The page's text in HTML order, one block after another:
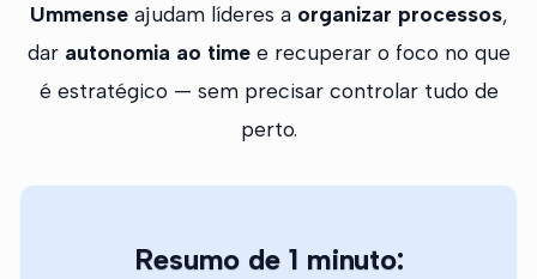
Ummenseajudam líderes a organizar processos,
dar autonomia ao timee recuperar o foco no que
é estratégico — sem precisar controlar tudo de
perto.
Resumo de 1 minuto: